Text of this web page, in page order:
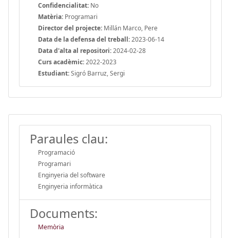
Confidencialitat: No
Matèria: Programari
Director del projecte: Millán Marco, Pere
Data de la defensa del treball:2023-06-14
Data d'alta al repositori:2024-02-28
Curs acadèmic:2022-2023
Estudiant:Sigró Barruz, Sergi
Paraules clau:
Programació
Programari
Enginyeria del software
Enginyeria informàtica
Documents:
Memòria